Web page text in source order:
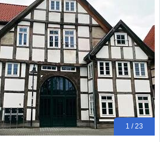
1 / 23